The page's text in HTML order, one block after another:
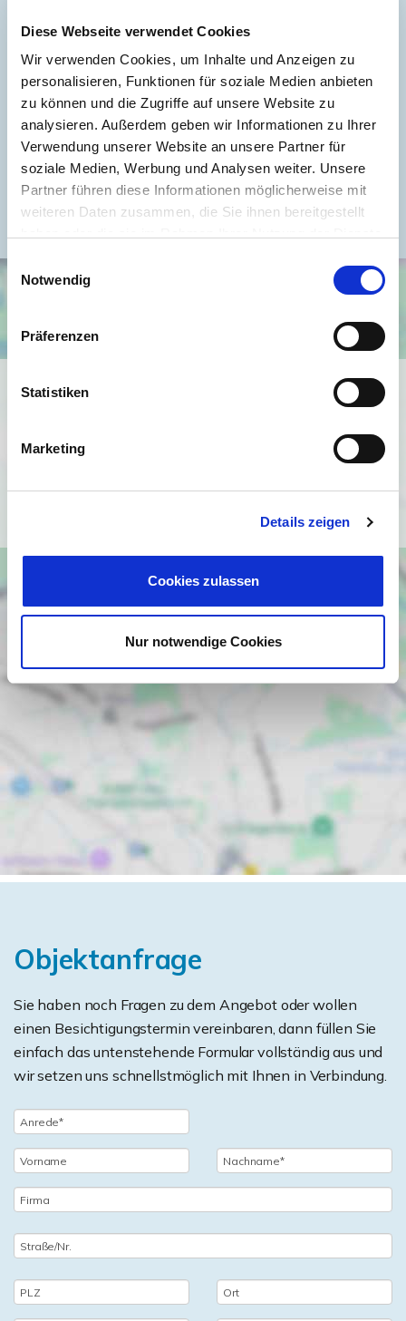
Diese Webseite verwendet Cookies
Wir verwenden Cookies, um Inhalte und Anzeigen zu
personalisieren, Funktionen für soziale Medien anbieten
zu können und die Zugriffe auf unsere Website zu
analysieren. Außerdem geben wir Informationen zu Ihrer
Verwendung unserer Website an unsere Partner für
soziale Medien, Werbung und Analysen weiter. Unsere
Partner führen diese Informationen möglicherweise mit
weiteren Daten zusammen, die Sie ihnen bereitgestellt
Einwilligungsauswahl
Notwendig
Präferenzen
Statistiken
Marketing
Details zeigen
Cookies zulassen
Nur notwendige Cookies
Energieausweis Jahrgang
ab dem 1.5.2014
Energieausweis Werteklasse
D
Energieausweis Baujahr
1900
Energieausweis Gebäudeart
Wohngebäude
Befeuerung
Gas
Ich bin damit einverstanden, dass mir Karten von Google
Objektanfrage
Sie haben noch Fragen zu dem Angebot oder wollen
einen Besichtigungstermin vereinbaren, dann füllen Sie
einfach das untenstehende Formular vollständig aus und
wir setzen uns schnellstmöglich mit Ihnen in Verbindung.